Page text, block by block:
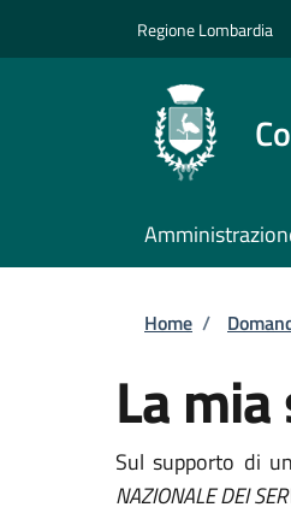
Regione Lombardia
Home /
La
Sul supporto di
NAZIONALE DEI